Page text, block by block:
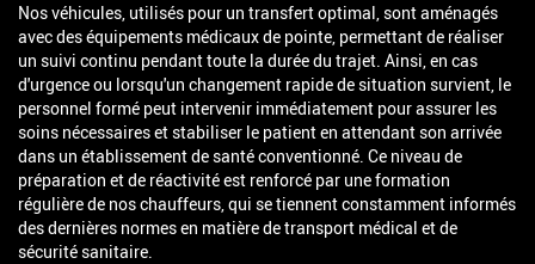
Nos véhicules, utilisés pour un transfert optimal, sont aménagés
avec des équipements médicaux de pointe, permettant de réaliser
un suivi continu pendant toute la durée du trajet. Ainsi, en cas
d'urgence ou lorsqu'un changement rapide de situation survient, le
personnel formé peut intervenir immédiatement pour assurer les
soins nécessaires et stabiliser le patient en attendant son arrivée
dans un établissement de santé conventionné. Ce niveau de
préparation et de réactivité est renforcé par une formation
régulière de nos chauffeurs, qui se tiennent constamment informés
des dernières normes en matière de transport médical et de
sécurité sanitaire.